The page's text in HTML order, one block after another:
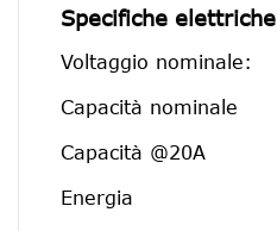
Specifiche elettriche
Voltaggio nominale:
Capacità nominale
Capacità @20A
Energia